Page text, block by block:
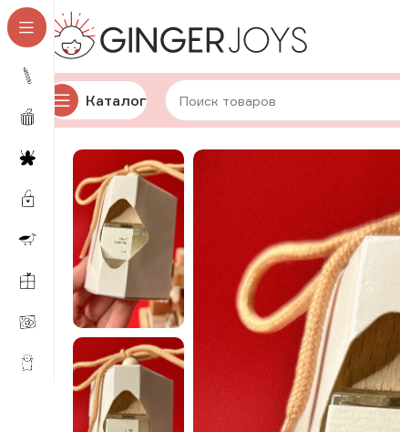
Каталог
Главная Для дома и уюта Интерьерные ароматы